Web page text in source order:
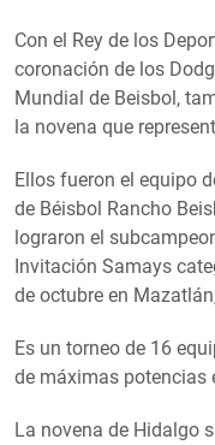
Con el Rey de los
coronación de los
Mundial de Beisbol,
la novena que
Ellos fueron el equipo
de Béisbol Rancho
lograron el
Invitación Samays
de octubre en
Es un torneo de 16
de máximas potencias
La novena de Hidalgo